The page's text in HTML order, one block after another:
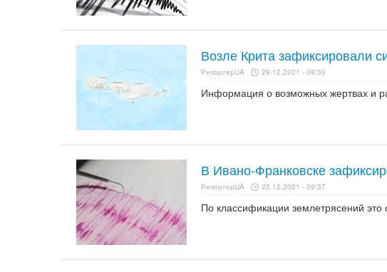
Возле Крита зафиксировали
РепортерUA 29.12.2021 - 09:50
Информация о возможных жертвах и
В Ивано-Франковске
РепортерUA 22.12.2021 - 09:37
По классификации землетрясений